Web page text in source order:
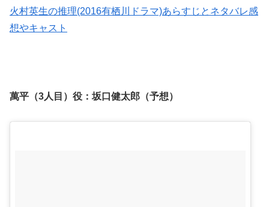
火村英生の推理(2016有栖川ドラマ)あらすじとネタバレ感
想やキャスト
萬平（3人目）役： 坂口健太郎（予想）